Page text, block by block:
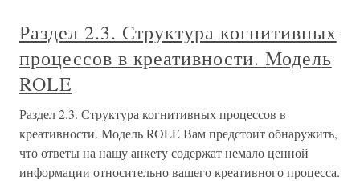
Раздел 2.3. Структура когнитивных
процессов в креативности. Модель
ROLE
Раздел 2.3. Структура когнитивных процессов в
креативности. Модель ROLE Вам предстоит обнаружить,
что ответы на нашу анкету содержат немало ценной
информации относительно вашего креативного процесса.